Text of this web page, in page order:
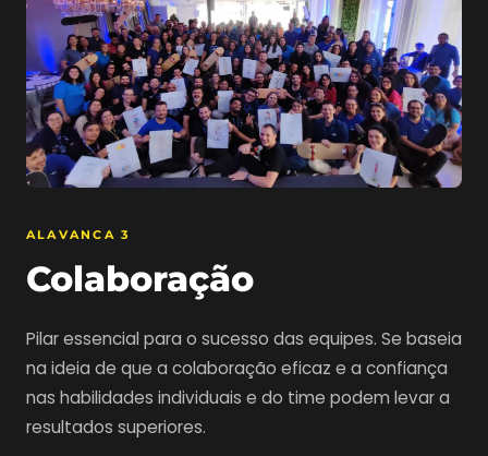
ALAVANCA 3
Colaboração
Pilar essencial para o sucesso das equipes. Se baseia
na ideia de que a colaboração eficaz e a confiança
nas habilidades individuais e do time podem levar a
resultados superiores.